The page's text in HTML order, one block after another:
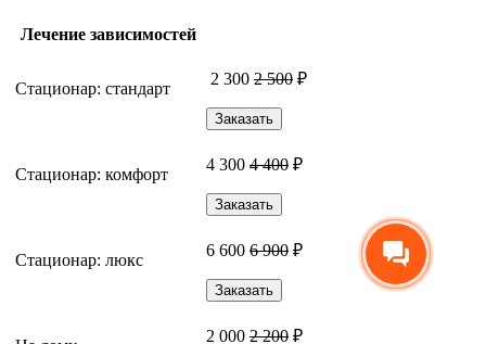
Лечение зависимостей
Стационар: стандарт
2 300 2 500 ₽
Заказать
Стационар: комфорт
4 300 4 400 ₽
Заказать
Стационар: люкс
6 600 6 900 ₽
Заказать
2 000 2 200 ₽